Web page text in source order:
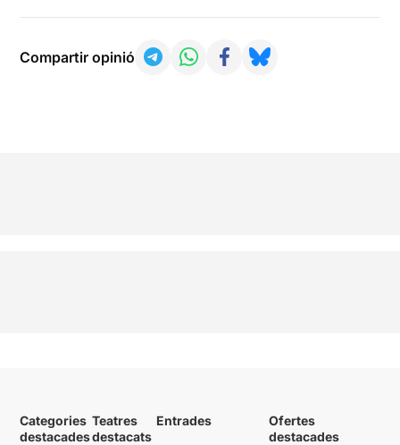
Compartir opinió
Categories
destacades
Teatres
destacats
Entrades
Ofertes
destacades